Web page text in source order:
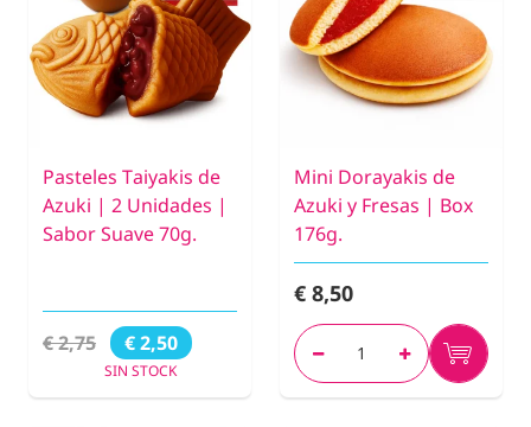
Pasteles Taiyakis de
Azuki | 2 Unidades |
Sabor Suave 70g.
€ 2,75 € 2,50
SIN STOCK
Mini Dorayakis de
Azuki y Fresas | Box
176g.
€ 8,50